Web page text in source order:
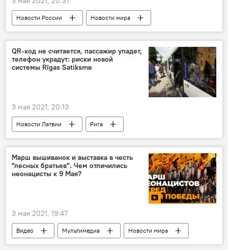
Новости России
Новости мира
Новости Балтии
Новости Латвии
Россия
МИД РФ
свобода слова
СМИ
QR-код не считается, пассажир упадет,
телефон украдут: риски новой
системы Rīgas Satiksme
3 мая 2021, 20:13
Новости Латвии
Рига
Rīgas satiksme
Вадим Фальков
Марш вышиванок и выставка в честь
"лесных братьев". Чем отличились
неонацисты к 9 Мая?
3 мая 2021, 19:47
Видео Мультимедиа
Новости мира
Украина
Литва
Россия